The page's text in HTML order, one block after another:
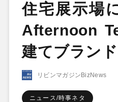
住宅展示場
Afternoon
建てブラン
リビンマガジンBizNews
ニュース/時事ネタ